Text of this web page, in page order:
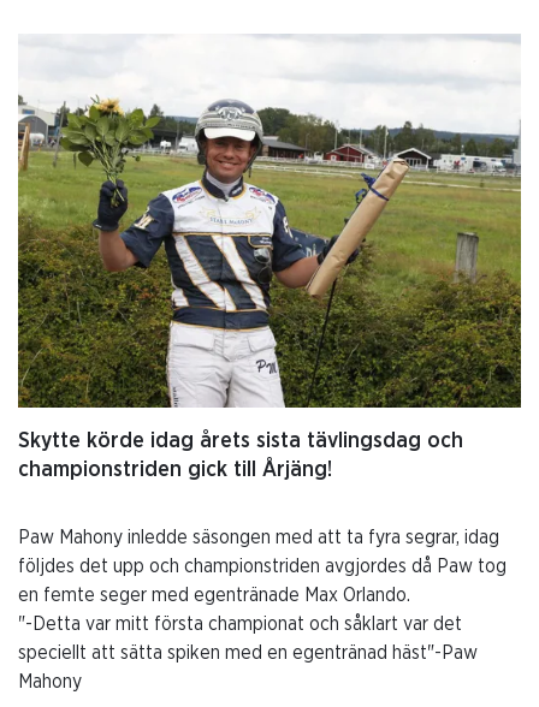
Skytte körde idag årets sista tävlingsdag och
championstriden gick till Årjäng!
Paw Mahony inledde säsongen med att ta fyra segrar, idag
följdes det upp och championstriden avgjordes då Paw tog
en femte seger med egentränade Max Orlando.
"-Detta var mitt första championat och såklart var det
speciellt att sätta spiken med en egentränad häst"-Paw
Mahony